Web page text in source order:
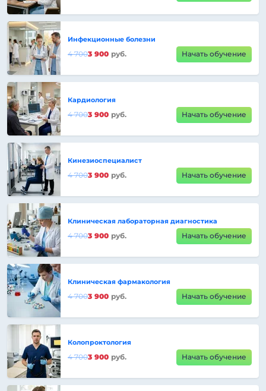
Инфекционные болезни
4 7003 900 руб. Начать обучение
Кардиология
4 7003 900 руб. Начать обучение
Кинезиоспециалист
4 7003 900 руб. Начать обучение
Клиническая лабораторная диагностика
4 7003 900 руб. Начать обучение
Клиническая фармакология
4 7003 900 руб. Начать обучение
Колопроктология
4 7003 900 руб. Начать обучение